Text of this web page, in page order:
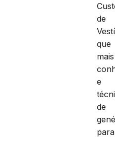
de
que
mais
e
de
para